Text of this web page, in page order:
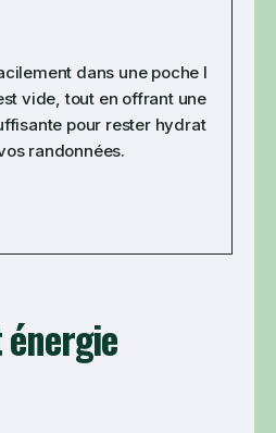
dans une poche l
vide, tout en offrant une
pour rester hydrat
randonnées.